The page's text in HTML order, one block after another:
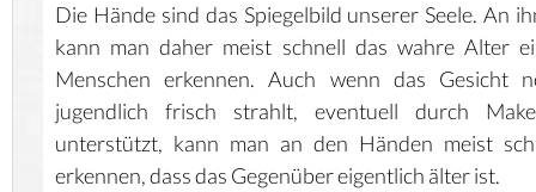
Die Hände sind das Spiegelbild unserer Seele. An
kann man daher meist schnell das wahre Alter
Menschen erkennen. Auch wenn das Gesicht
jugendlich frisch strahlt, eventuell durch
unterstützt, kann man an den Händen meist
erkennen, dass das Gegenüber eigentlich älter ist.